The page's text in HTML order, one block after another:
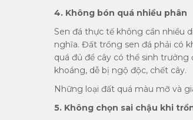
4. Không bón quá nhiều phân
Sen đá thực tế không cần nhiều
nghĩa. Đất trồng sen đá phải có
quá đủ để cây có thể sinh
khoáng, dễ bị ngộ độc, chết cây.
Những loại đất quá màu mỡ và
5. Không chọn sai chậu khi